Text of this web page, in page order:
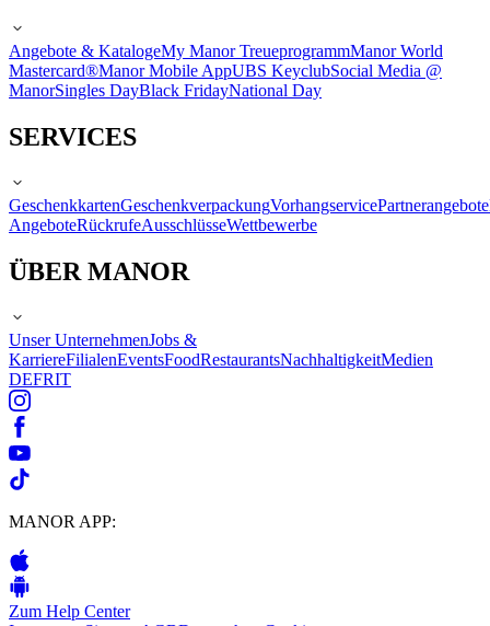
Angebote & KatalogeMy Manor TreueprogrammManor World
Mastercard®Manor Mobile AppUBS KeyclubSocial Media @
ManorSingles DayBlack FridayNational Day
SERVICES
GeschenkkartenGeschenkverpackungVorhangservicePartnerangebote
AngeboteRückrufeAusschlüsseWettbewerbe
ÜBER MANOR
Unser UnternehmenJobs &
KarriereFilialenEventsFoodRestaurantsNachhaltigkeitMedien
DEFRIT
MANOR APP:
Zum Help Center